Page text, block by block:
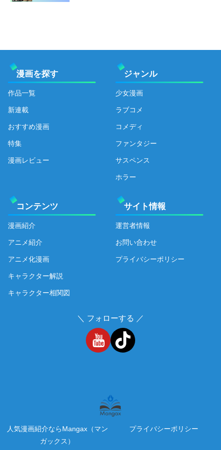
漫画を探す
作品一覧
新連載
おすすめ漫画
特集
漫画レビュー
ジャンル
少女漫画
ラブコメ
コメディ
ファンタジー
サスペンス
ホラー
コンテンツ
漫画紹介
アニメ紹介
アニメ化漫画
キャラクター解説
キャラクター相関図
サイト情報
運営者情報
お問い合わせ
プライバシーポリシー
＼ フォローする ／
人気漫画紹介ならMangax（マン
ガックス）
プライバシーポリシー